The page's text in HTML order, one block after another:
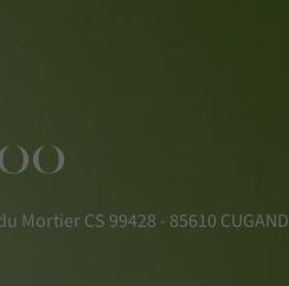
00
Mortier CS 99428 - 85610 CUGAND